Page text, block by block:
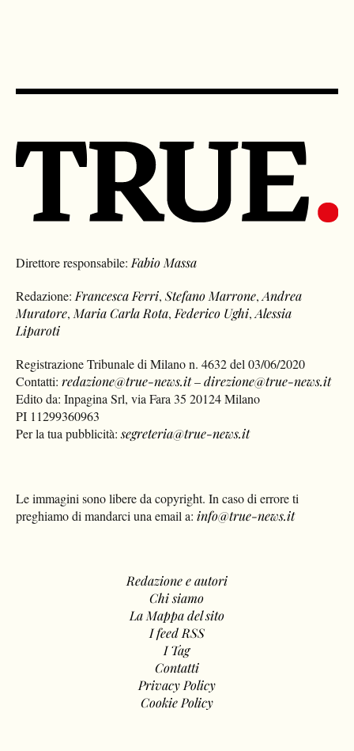
Direttore responsabile:Fabio Massa
Redazione:Francesca Ferri,Stefano Marrone,Andrea
Muratore,Maria Carla Rota,Federico Ughi,Alessia
Liparoti
Registrazione Tribunale di Milano n. 4632 del 03/06/2020
Contatti:redazione@true-news.it–direzione@true-news.it
Edito da: Inpagina Srl, via Fara 35 20124 Milano
PI 11299360963
Per la tua pubblicità:segreteria@true-news.it
Le immagini sono libere da copyright. In caso di errore ti
preghiamo di mandarci una email a: info@true-news.it
Redazione e autori
Chi siamo
La Mappa del sito
I feed RSS
I Tag
Contatti
Privacy Policy
Cookie Policy